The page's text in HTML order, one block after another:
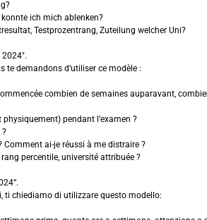
ich mich ablenken?
Testprozentrang, Zuteilung welcher Uni?
te demandons d’utiliser ce modèle :
combien de semaines auparavant,
pendant l’examen ?
?
Comment ai-je réussi à me distraire ?
percentile, université attribuée ?
ti chiediamo di utilizzare questo modello: